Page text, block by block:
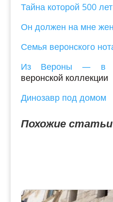
Тайна которой 500 лет
Он должен на мне
Семья веронского
Из Вероны — в
веронской коллекции
Динозавр под домом
Похожие статьи